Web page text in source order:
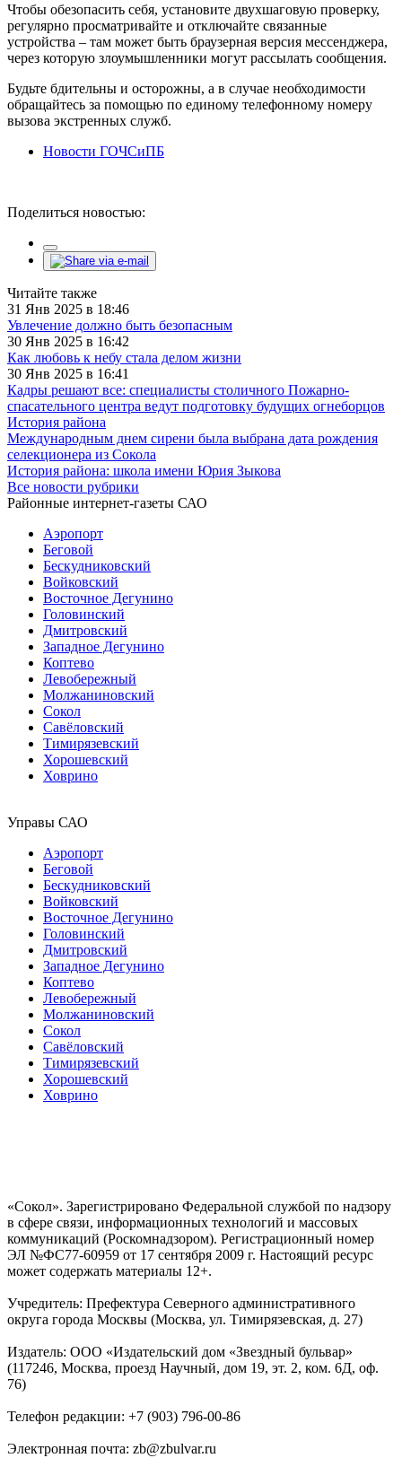
Чтобы обезопасить себя, установите двухшаговую проверку,
регулярно просматривайте и отключайте связанные
устройства – там может быть браузерная версия мессенджера,
через которую злоумышленники могут рассылать сообщения.
Будьте бдительны и осторожны, а в случае необходимости
обращайтесь за помощью по единому телефонному номеру
вызова экстренных служб.
Новости ГОЧСиПБ
Поделиться новостью:
Читайте также
31 Янв 2025 в 18:46
Увлечение должно быть безопасным
30 Янв 2025 в 16:42
Как любовь к небу стала делом жизни
30 Янв 2025 в 16:41
Кадры решают все: специалисты столичного Пожарно-
спасательного центра ведут подготовку будущих огнеборцов
История района
Международным днем сирени была выбрана дата рождения
селекционера из Сокола
История района: школа имени Юрия Зыкова
Все новости рубрики
Районные интернет-газеты САО
Аэропорт
Беговой
Бескудниковский
Войковский
Восточное Дегунино
Головинский
Дмитровский
Западное Дегунино
Коптево
Левобережный
Молжаниновский
Сокол
Савёловский
Тимирязевский
Хорошевский
Ховрино
Управы САО
Аэропорт
Беговой
Бескудниковский
Войковский
Восточное Дегунино
Головинский
Дмитровский
Западное Дегунино
Коптево
Левобережный
Молжаниновский
Сокол
Савёловский
Тимирязевский
Хорошевский
Ховрино
«Сокол». Зарегистрировано Федеральной службой по надзору
в сфере связи, информационных технологий и массовых
коммуникаций (Роскомнадзором). Регистрационный номер
ЭЛ №ФС77-60959 от 17 сентября 2009 г. Настоящий ресурс
может содержать материалы 12+.
Учредитель: Префектура Северного административного
округа города Москвы (Москва, ул. Тимирязевская, д. 27)
Издатель: ООО «Издательский дом «Звездный бульвар»
(117246, Москва, проезд Научный, дом 19, эт. 2, ком. 6Д, оф.
76)
Телефон редакции: +7 (903) 796-00-86
Электронная почта: zb@zbulvar.ru